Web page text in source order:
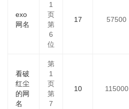
exo
网名
1
页
第
6
位
17 57500
看破
红尘
的网
名
第
1
页
第
7
10 115000